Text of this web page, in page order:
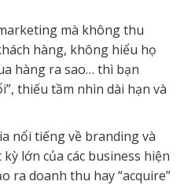
mà không thu
hàng, không hiểu họ
hàng ra sao… thì bạn
thiếu tầm nhìn dài hạn và
nổi tiếng về branding và
lớn của các business hiện
ra doanh thu hay “acquire”